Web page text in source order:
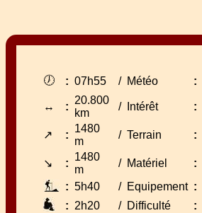
🕖 : 07h55 / Météo :
↔ :
20.800
km
/ Intérêt :
↗ :
1480
m
/ Terrain :
↘
:
1480
m
/ Matériel
:
: 5h40 / Equipement :
: 2h20 / Difficulté :